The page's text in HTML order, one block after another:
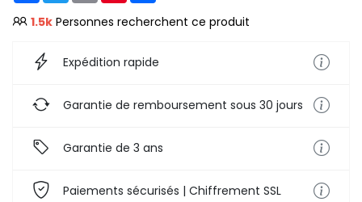
1.5k Personnes recherchent ce produit
Expédition rapide
Garantie de remboursement sous 30 jours
Garantie de 3 ans
Paiements sécurisés | Chiffrement SSL